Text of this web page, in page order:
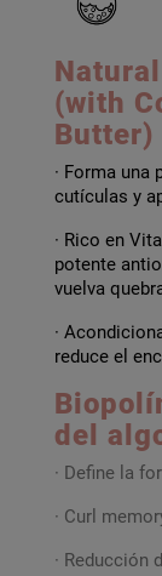
(with
Butter)
· Forma
cutículas y
· Rico en
potente
vuelva
·
reduce el
del
· Define la
· Curl
· Reducción